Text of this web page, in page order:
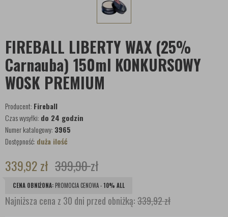
FIREBALL LIBERTY WAX (25%
Carnauba) 150ml KONKURSOWY
WOSK PREMIUM
Producent: Fireball
Czas wysyłki: do 24 godzin
Numer katalogowy: 3965
Dostępność: duża ilość
339,92zł 399,90zł
CENA OBNIŻONA: PROMOCJA CENOWA -10% ALL
Najniższa cena z 30 dni przed obniżką:339,92 zł